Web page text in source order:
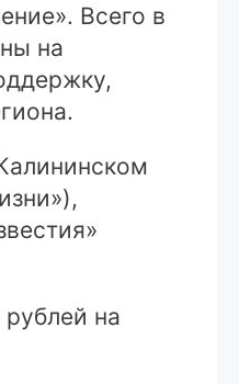
Всего в
на
на